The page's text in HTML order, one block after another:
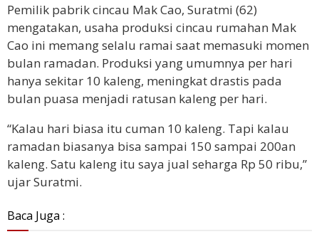
Pemilik pabrik cincau Mak Cao, Suratmi (62)
mengatakan, usaha produksi cincau rumahan Mak
Cao ini memang selalu ramai saat memasuki momen
bulan ramadan. Produksi yang umumnya per hari
hanya sekitar 10 kaleng, meningkat drastis pada
bulan puasa menjadi ratusan kaleng per hari.
“Kalau hari biasa itu cuman 10 kaleng. Tapi kalau
ramadan biasanya bisa sampai 150 sampai 200an
kaleng. Satu kaleng itu saya jual seharga Rp 50 ribu,”
ujar Suratmi.
Baca Juga :